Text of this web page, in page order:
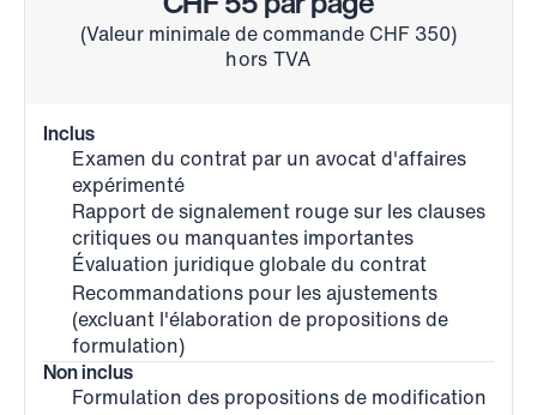
CHF 55 par page
(Valeur minimale de commande CHF 350)
hors TVA
Inclus
Examen du contrat par un avocat d'affaires
expérimenté
Rapport de signalement rouge sur les clauses
critiques ou manquantes importantes
Évaluation juridique globale du contrat
Recommandations pour les ajustements
(excluant l'élaboration de propositions de
formulation)
Non inclus
Formulation des propositions de modification